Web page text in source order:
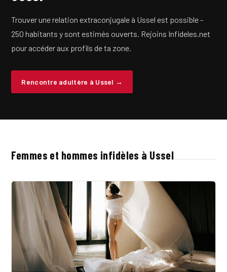
Trouver une relation extraconjugale à Ussel est possible -
250 habitants y sont estimés ouverts. Rejoins Infideles.net
pour accéder aux profils de ta zone.
Rencontre adultère à Ussel →
Femmes et hommes infidèles à Ussel